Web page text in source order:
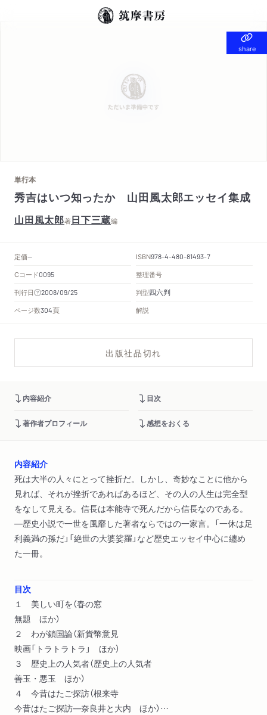
share
share
単行本
秀吉はいつ知ったか 山田風太郎エッセイ集成
山田風太郎著日下三蔵編
定価-- ISBN978-4-480-81493-7
Cコード0095
整理番号
刊行日
2008/09/25 判型四六判
ページ数304頁 解説
出版社品切れ
内容紹介 目次
著作者プロフィール 感想をおくる
内容紹介
死は大半の人々にとって挫折だ。しかし、奇妙なことに他から
見れば、それが挫折であればあるほど、その人の人生は完全型
をなして見える。信長は本能寺で死んだから信長なのである。
―歴史小説で一世を風靡した著者ならではの一家言。「一休は足
利義満の孫だ」「絶世の大婆娑羅」など歴史エッセイ中心に纏め
た一冊。
目次
１ 美しい町を（春の窓
無題 ほか）
２ わが鎖国論（新貨幣意見
映画「トラトラトラ」 ほか）
３ 歴史上の人気者（歴史上の人気者
善玉・悪玉 ほか）
４ 今昔はたご探訪（根来寺
今昔はたご探訪―奈良井と大内 ほか）